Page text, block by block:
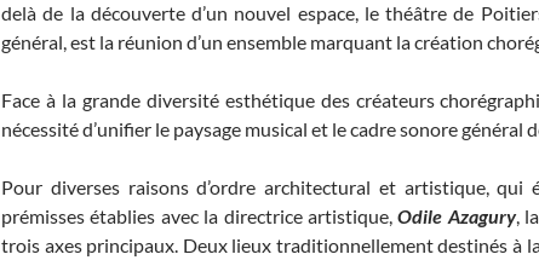
delà de la découverte d’un nouvel espace, le théâtre de
général, est la réunion d’un ensemble marquant la création
Face à la grande diversité esthétique des créateurs
nécessité d’unifier le paysage musical et le cadre sonore général
Pour diverses raisons d’ordre architectural et artistique, qui
prémisses établies avec la directrice artistique,Odile Azagury,
trois axes principaux. Deux lieux traditionnellement destinés à